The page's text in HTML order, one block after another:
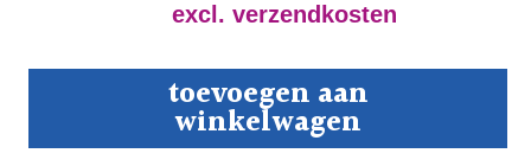
excl. verzendkosten
Stoomlocomotieven
Staatsmijnen
toevoegen aan
winkelwagen